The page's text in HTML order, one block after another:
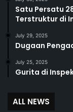
Satu Persatu
Terstruktur di
July 29, 2025
Dugaan
July 25, 2025
Gurita di
ALL NEWS